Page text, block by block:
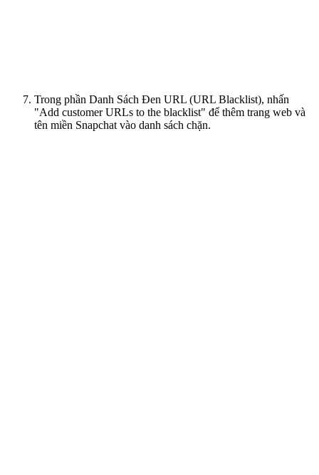
Trong phần Danh Sách Đen URL (URL Blacklist), nhấn
"Add customer URLs to the blacklist" để thêm trang web và
tên miền Snapchat vào danh sách chặn.